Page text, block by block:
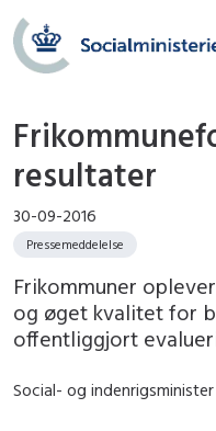
resultater
30-09-2016
Pressemeddelelse
Frikommuner
og øget kvalitet for
offentliggjort
Social- og indenrigsminister